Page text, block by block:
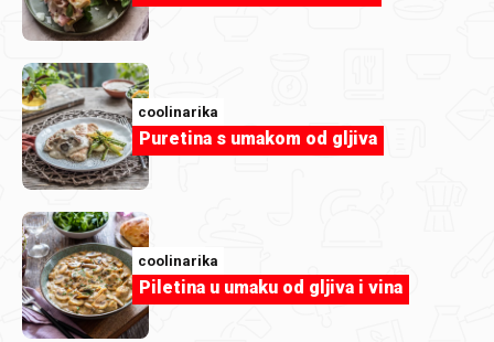
coolinarika
Puretina s umakom od gljiva
coolinarika
Piletina u umaku od gljiva i vina